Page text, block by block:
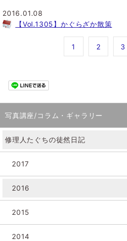
2016.01.08
【Vol.1305】かぐらざか散策
1 2 3
写真講座/コラム・ギャラリー
修理人たぐちの徒然日記
2017
2016
2015
2014